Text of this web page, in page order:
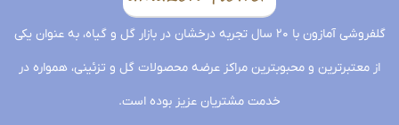
گلفروشی آمازون با ۲۰ سال تجربه درخشان در بازار گل و گیاه، به عنوان یکی
از معتبرترین و محبوبترین مراکز عرضه محصولات گل و تزئینی، همواره در
خدمت مشتریان عزیز بوده است.